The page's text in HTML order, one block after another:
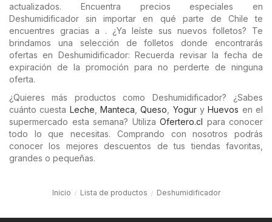
actualizados. Encuentra precios especiales en
Deshumidificador sin importar en qué parte de Chile te
encuentres gracias a . ¿Ya leíste sus nuevos folletos? Te
brindamos una selección de folletos donde encontrarás
ofertas en Deshumidificador: Recuerda revisar la fecha de
expiración de la promoción para no perderte de ninguna
oferta.
¿Quieres más productos como Deshumidificador? ¿Sabes
cuánto cuesta Leche ,Manteca ,Queso YoguryHuevos en el
supermercado esta semana? Utiliza Ofertero.cl para conocer
todo lo que necesitas. Comprando con nosotros podrás
conocer los mejores descuentos de tus tiendas favoritas,
grandes o pequeñas.
Inicio Lista de productos Deshumidificador